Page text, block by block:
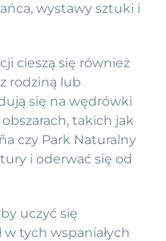
wystawy sztuki i
cieszą się również
z rodziną lub
się na wędrówki
takich jak
czy Park Naturalny
i oderwać się od
uczyć się
w tych wspaniałych